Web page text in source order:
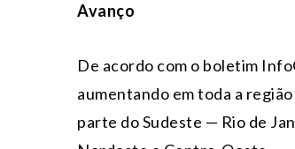
Avanço
De acordo com o boletim
aumentando em toda a
parte do Sudeste — Rio de